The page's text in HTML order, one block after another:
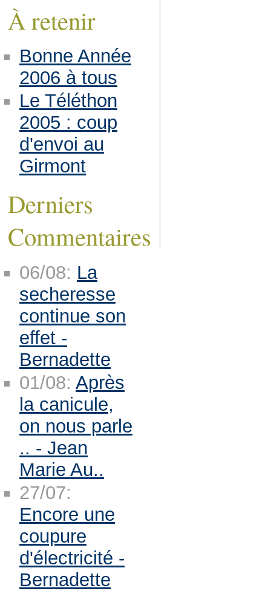
À retenir
Bonne Année
2006 à tous
Le Téléthon
2005 : coup
d'envoi au
Girmont
Derniers
Commentaires
06/08: La
secheresse
continue son
effet -
Bernadette
01/08: Après
la canicule,
on nous parle
.. - Jean
Marie Au..
27/07:
Encore une
coupure
d'électricité -
Bernadette